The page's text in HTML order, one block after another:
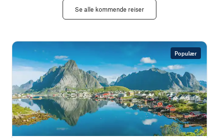
Se alle kommende reiser
Populær